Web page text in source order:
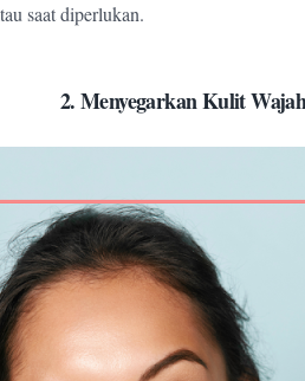
saat diperlukan.
2. Menyegarkan Kulit